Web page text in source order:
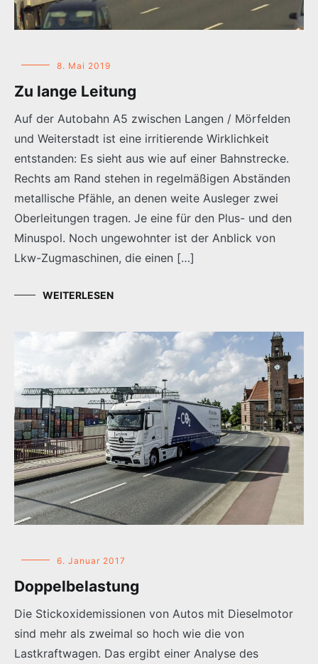
8. Mai 2019
Zu lange Leitung
Auf der Autobahn A5 zwischen Langen / Mörfelden
und Weiterstadt ist eine irritierende Wirklichkeit
entstanden: Es sieht aus wie auf einer Bahnstrecke.
Rechts am Rand stehen in regelmäßigen Abständen
metallische Pfähle, an denen weite Ausleger zwei
Oberleitungen tragen. Je eine für den Plus- und den
Minuspol. Noch ungewohnter ist der Anblick von
Lkw-Zugmaschinen, die einen […]
WEITERLESEN
6. Januar 2017
Doppelbelastung
Die Stickoxidemissionen von Autos mit Dieselmotor
sind mehr als zweimal so hoch wie die von
Lastkraftwagen. Das ergibt einer Analyse des